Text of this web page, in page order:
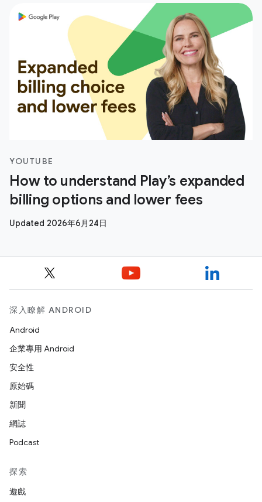
YOUTUBE
How to understand Play’s expanded
billing options and lower fees
Updated 2026年6月24日
深入瞭解 ANDROID
Android
企業專用 Android
安全性
原始碼
新聞
網誌
Podcast
探索
遊戲